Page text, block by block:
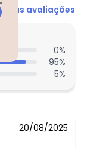
as avaliações
0%
95%
5%
20/08/2025